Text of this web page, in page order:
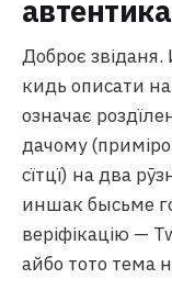
Доброє
кидь описати
означає
дачому
сїтцї) на два
иншак бысьме
веріфікацію —
айбо тото тема